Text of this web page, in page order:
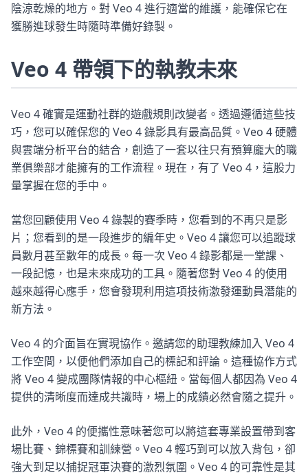
陰涼乾燥的地方。對 Veo 4 進行適當的維護，能確保它在
獲勝進球發生時隨時準備好錄製。
Veo 4 帶領下的執教未來
Veo 4 確實是運動社群的遊戲規則改變者。透過遵循這些技
巧，您可以確保您的 Veo 4 錄影具有最高品質。Veo 4 硬體
與雲端分析平台的結合，創造了一套以往只有預算龐大的職
業俱樂部才能擁有的工作流程。現在，有了 Veo 4，這股力
量掌握在您的手中。
當您回顧使用 Veo 4 錄製的賽季時，您看到的不再只是影
片；您看到的是一段進步的編年史。Veo 4 讓您可以追蹤球
員數月甚至數年的成長。每一次 Veo 4 錄影都是一堂課、
一段記憶，也是未來成功的工具。隨著您對 Veo 4 的使用
越來越得心應手，您會發現利用這項技術激發運動員潛能的
新方法。
Veo 4 的介面旨在實現協作。邀請您的助理教練加入 Veo 4
工作空間，以便他們添加自己的標記和評論。這種協作方式
將 Veo 4 變成團隊情報的中心樞紐。當每個人都因為 Veo 4
提供的清晰度而達成共識時，場上的成績必然會隨之提升。
此外，Veo 4 的便攜性意味著您可以將這套專業設置帶到客
場比賽、錦標賽和訓練營。Veo 4 輕巧到可以放入背包，卻
強大到足以捕捉冠軍決賽的激烈氛圍。Veo 4 的可靠性是其